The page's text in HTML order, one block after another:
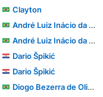
Clayton
André Luiz Inácio da Silva
André Luiz Inácio da Silva
Dario Špikić
Dario Špikić
Diogo Bezerra de Oliveira